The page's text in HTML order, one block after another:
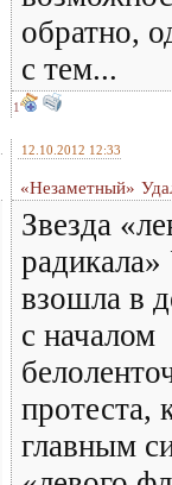
обратно,
с тем...
1
12.10.2012 12:33
«Незаметный»
Звезда
радикала»
взошла в
с началом
протеста,
главным